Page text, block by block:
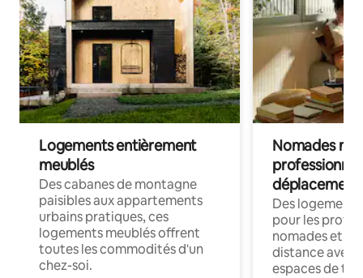
Logements entièrement
meublés
Des cabanes de montagne
paisibles aux appartements
urbains pratiques, ces
logements meublés offrent
toutes les commodités d'un
chez-soi.
Nomades
déplacement
Des
pour les
nomades et
distance avec
espaces de